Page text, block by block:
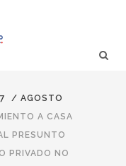
/ AGOSTO
A CASA
PRESUNTO
PRIVADO NO